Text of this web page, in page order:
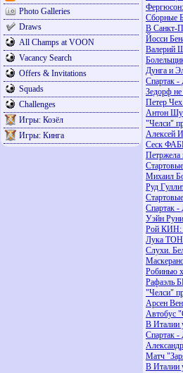
Photo Galleries
Draws
All Champs at VOON
Vacancy Search
Offers & Invitations
Squads
Challenges
Игры: Козёл
Игры: Кинга
Сборные
В Санкт-
Йосси
Валерий
Дунга и
Спартак -
Зедорф не
Петер
Антон
"Челси"
Алексей
Сеск
Петржела
Михаил
Руд
Спартак -
Уэйн
Рой КИН:
Лука
Слухи.
Робинью
Рафаэль
"Челси"
Арсен
Автобус
В Италии
Спартак -
Матч
В Италии